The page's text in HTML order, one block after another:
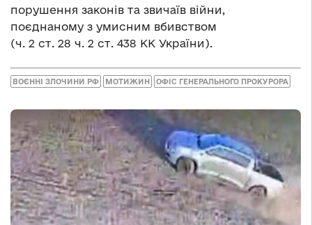
порушення законів та звичаїв війни,
поєднаному з умисним вбивством
(ч. 2 ст. 28 ч. 2 ст. 438 КК України).
ВОЄННІ ЗЛОЧИНИ РФ МОТИЖИН ОФІС ГЕНЕРАЛЬНОГО ПРОКУРОРА